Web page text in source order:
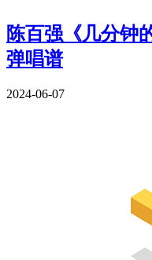
陈百强《几分钟
弹唱谱
2024-06-07